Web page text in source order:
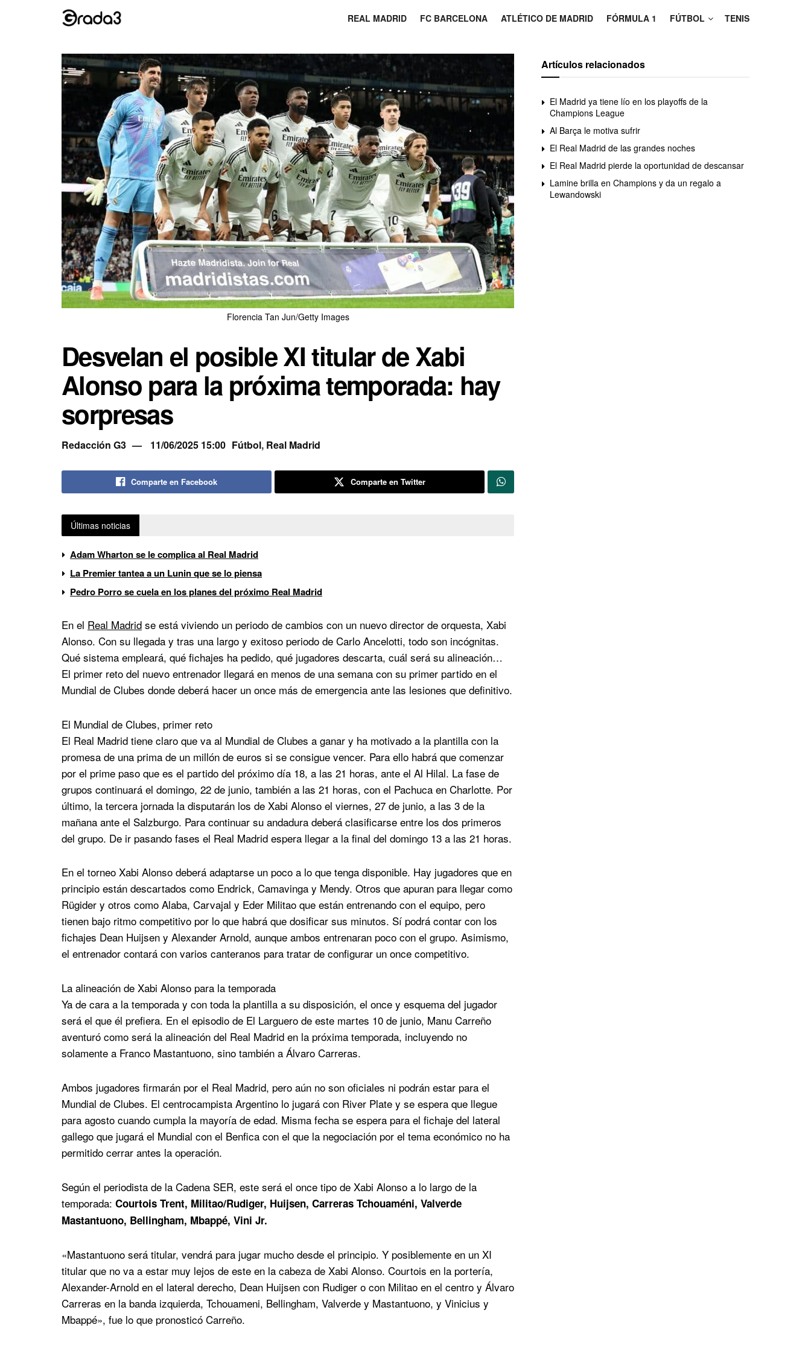
REAL MADRID FC BARCELONA ATLÉTICO DE MADRID FÓRMULA 1 FÚTBOL TENIS
Florencia Tan Jun/Getty Images
Desvelan el posible XI titular de Xabi
Alonso para la próxima temporada: hay
sorpresas
Redacción G3 11/06/2025 15:00 Fútbol, Real Madrid
Comparte en Facebook Comparte en Twitter
Últimas noticias
Adam Wharton se le complica al Real Madrid
La Premier tantea a un Lunin que se lo piensa
Pedro Porro se cuela en los planes del próximo Real Madrid
En el Real Madrid se está viviendo un periodo de cambios con un nuevo director de orquesta, Xabi
Alonso. Con su llegada y tras una largo y exitoso periodo de Carlo Ancelotti, todo son incógnitas.
Qué sistema empleará, qué fichajes ha pedido, qué jugadores descarta, cuál será su alineación…
El primer reto del nuevo entrenador llegará en menos de una semana con su primer partido en el
Mundial de Clubes donde deberá hacer un once más de emergencia ante las lesiones que definitivo.
El Mundial de Clubes, primer reto
El Real Madrid tiene claro que va al Mundial de Clubes a ganar y ha motivado a la plantilla con la
promesa de una prima de un millón de euros si se consigue vencer. Para ello habrá que comenzar
por el prime paso que es el partido del próximo día 18, a las 21 horas, ante el Al Hilal. La fase de
grupos continuará el domingo, 22 de junio, también a las 21 horas, con el Pachuca en Charlotte. Por
último, la tercera jornada la disputarán los de Xabi Alonso el viernes, 27 de junio, a las 3 de la
mañana ante el Salzburgo. Para continuar su andadura deberá clasificarse entre los dos primeros
del grupo. De ir pasando fases el Real Madrid espera llegar a la final del domingo 13 a las 21 horas.
En el torneo Xabi Alonso deberá adaptarse un poco a lo que tenga disponible. Hay jugadores que en
principio están descartados como Endrick, Camavinga y Mendy. Otros que apuran para llegar como
Rügider y otros como Alaba, Carvajal y Eder Militao que están entrenando con el equipo, pero
tienen bajo ritmo competitivo por lo que habrá que dosificar sus minutos. Sí podrá contar con los
fichajes Dean Huijsen y Alexander Arnold, aunque ambos entrenaran poco con el grupo. Asimismo,
el entrenador contará con varios canteranos para tratar de configurar un once competitivo.
La alineación de Xabi Alonso para la temporada
Ya de cara a la temporada y con toda la plantilla a su disposición, el once y esquema del jugador
será el que él prefiera. En el episodio de El Larguero de este martes 10 de junio, Manu Carreño
aventuró como será la alineación del Real Madrid en la próxima temporada, incluyendo no
solamente a Franco Mastantuono, sino también a Álvaro Carreras.
Ambos jugadores firmarán por el Real Madrid, pero aún no son oficiales ni podrán estar para el
Mundial de Clubes. El centrocampista Argentino lo jugará con River Plate y se espera que llegue
para agosto cuando cumpla la mayoría de edad. Misma fecha se espera para el fichaje del lateral
gallego que jugará el Mundial con el Benfica con el que la negociación por el tema económico no ha
permitido cerrar antes la operación.
Según el periodista de la Cadena SER, este será el once tipo de Xabi Alonso a lo largo de la
temporada: Courtois Trent, Militao/Rudiger, Huijsen, Carreras Tchouaméni, Valverde
Mastantuono, Bellingham, Mbappé, Vini Jr.
«Mastantuono será titular, vendrá para jugar mucho desde el principio. Y posiblemente en un XI
titular que no va a estar muy lejos de este en la cabeza de Xabi Alonso. Courtois en la portería,
Alexander-Arnold en el lateral derecho, Dean Huijsen con Rudiger o con Militao en el centro y Álvaro
Carreras en la banda izquierda, Tchouameni, Bellingham, Valverde y Mastantuono, y Vinicius y
Mbappé», fue lo que pronosticó Carreño.
Artículos relacionados
El Madrid ya tiene lío en los playoffs de la
Champions League
Al Barça le motiva sufrir
El Real Madrid de las grandes noches
El Real Madrid pierde la oportunidad de descansar
Lamine brilla en Champions y da un regalo a
Lewandowski